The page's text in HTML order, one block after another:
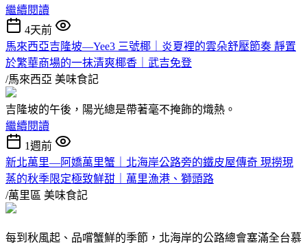
繼續閱讀
4天前
馬來西亞吉隆坡—Yee3 三號椰｜炎夏裡的雲朵舒壓節奏 靜置
於繁華商場的一抹清爽椰香｜武吉免登
/馬來西亞 美味食記
吉隆坡的午後，陽光總是帶著毫不掩飾的熾熱。
繼續閱讀
1週前
新北萬里—阿嬌萬里蟹｜北海岸公路旁的鐵皮屋傳奇 現撈現
蒸的秋季限定極致鮮甜｜萬里漁港、獅頭路
/萬里區 美味食記
每到秋風起、品嚐蟹鮮的季節，北海岸的公路總會塞滿全台慕